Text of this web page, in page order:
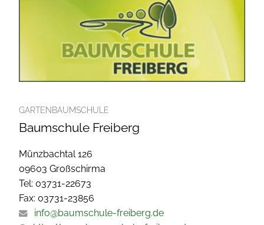
GARTENBAUMSCHULE
Baumschule Freiberg
Münzbachtal 126
09603 Großschirma
Tel: 03731-22673
Fax: 03731-23856
info@baumschule-freiberg.de